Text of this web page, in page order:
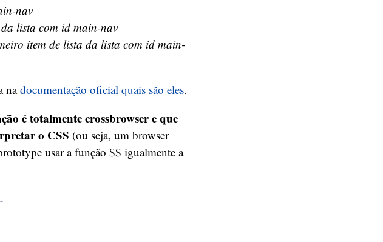
nav
lista com id main-nav
item de lista da lista com id main-
nadocumentação oficial quais são eles.
é totalmente crossbrowser e que
o CSS (ou seja, um browser
usar a função $$ igualmente a
.